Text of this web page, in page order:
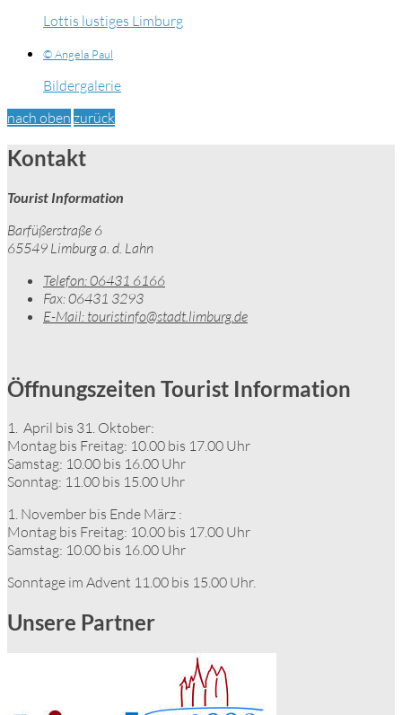
Lottis lustiges Limburg
© Angela Paul
Bildergalerie
nach oben zurück
Kontakt
Tourist Information
Barfüßerstraße 6
65549 Limburg a. d. Lahn
Telefon:06431 6166
Fax:06431 3293
E-Mail: touristinfo@stadt.limburg.de
Öffnungszeiten Tourist Information
1. April bis 31. Oktober:
Montag bis Freitag: 10.00 bis 17.00 Uhr
Samstag: 10.00 bis 16.00 Uhr
Sonntag: 11.00 bis 15.00 Uhr
1. November bis Ende März :
Montag bis Freitag: 10.00 bis 17.00 Uhr
Samstag: 10.00 bis 16.00 Uhr
Sonntage im Advent 11.00 bis 15.00 Uhr.
Unsere Partner